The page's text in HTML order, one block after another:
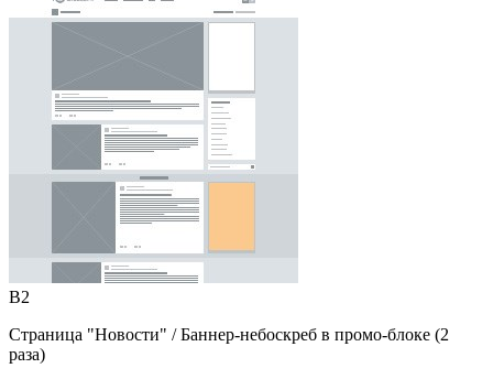
B2
Страница "Новости" / Баннер-небоскреб в промо-блоке (2
раза)